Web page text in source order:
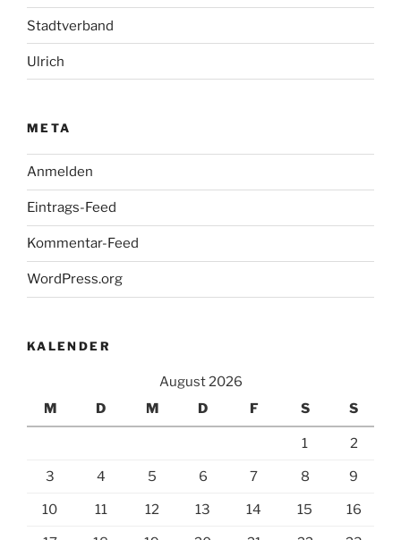
Stadtverband
Ulrich
META
Anmelden
Eintrags-Feed
Kommentar-Feed
WordPress.org
KALENDER
August 2026
M
D M D F S S
1 2
3 4 5 6 7 8 9
10 11 12 13 14 15 16